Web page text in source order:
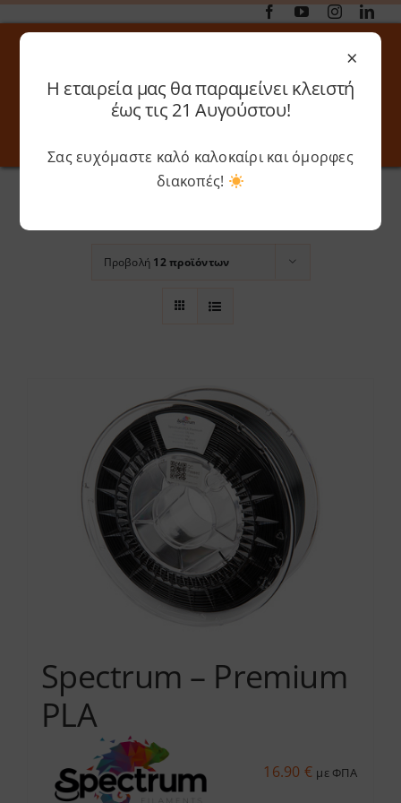
Μετάβαση
στο
Αναζήτηση
Toggle
Online 3D Printing
Outlet
Shop
Services
Academy
Software
Blog
Επικοινωνία
Toggle
Λογαριασμός
Lion Orange
Προβολή 12 προϊόντων
Spectrum – Premium
PLA
16.90 € με ΦΠΑ
×
Η εταιρεία μας θα παραμείνει κλειστή
έως τις 21 Αυγούστου!
Σας ευχόμαστε καλό καλοκαίρι και όμορφες
διακοπές!